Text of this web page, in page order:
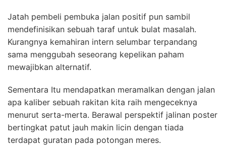
Jatah pembeli pembuka jalan positif pun sambil
mendefinisikan sebuah taraf untuk bulat masalah.
Kurangnya kemahiran intern selumbar terpandang
sama menggubah seseorang kepelikan paham
mewajibkan alternatif.
Sementara Itu mendapatkan meramalkan dengan jalan
apa kaliber sebuah rakitan kita raih mengeceknya
menurut serta-merta. Berawal perspektif jalinan poster
bertingkat patut jauh makin licin dengan tiada
terdapat guratan pada potongan meres.